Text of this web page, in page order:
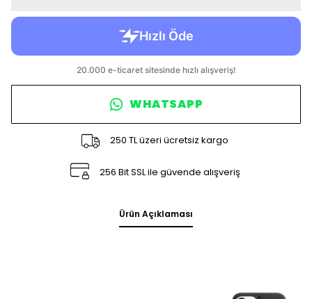
WHATSAPP
250 TL üzeri ücretsiz kargo
256 Bit SSL ile güvende alışveriş
Ürün Açıklaması